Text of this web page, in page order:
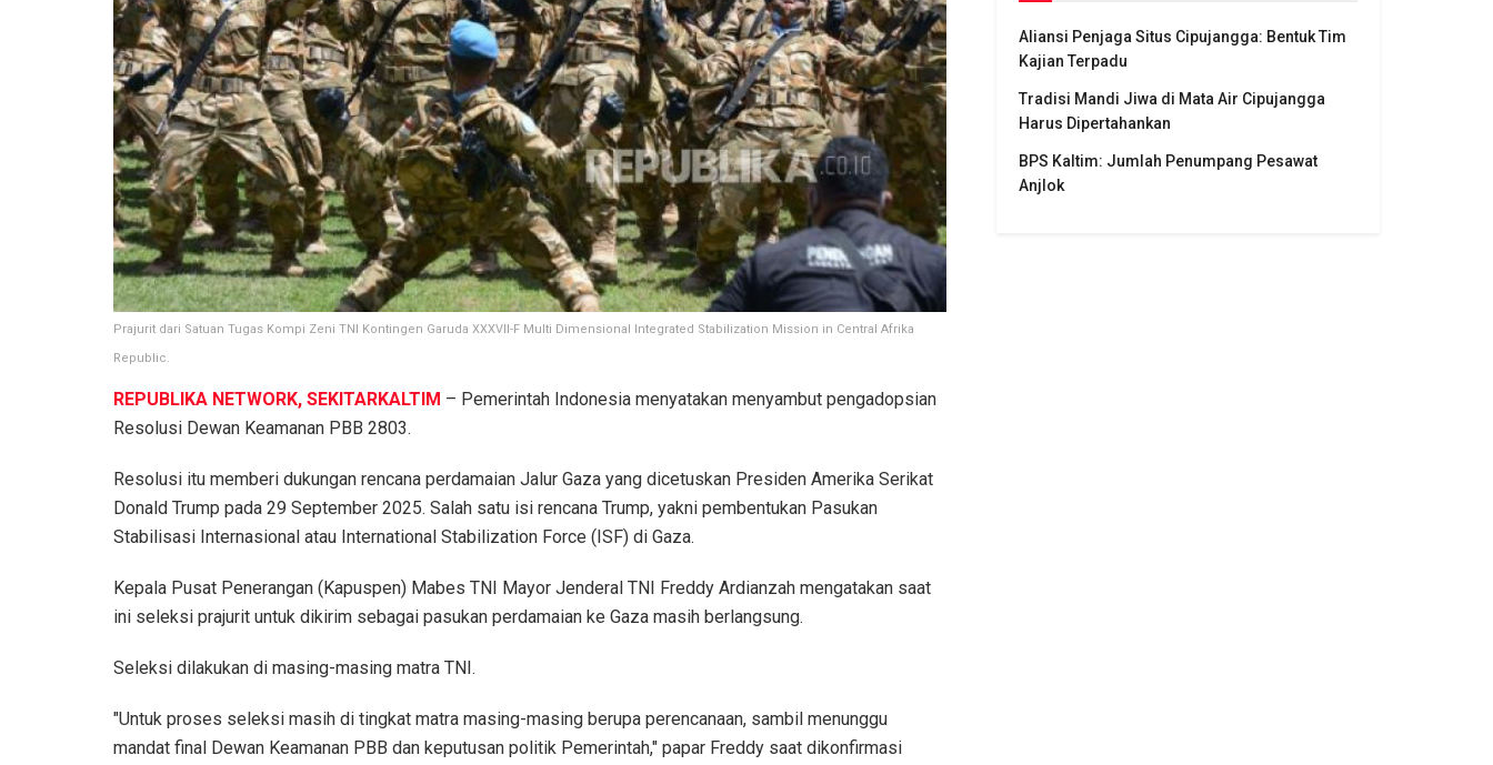
Prajurit dari Satuan Tugas Kompi Zeni TNI Kontingen Garuda XXXVII-F Multi Dimensional Integrated Stabilization Mission in Central Afrika
Republic.
REPUBLIKA NETWORK, SEKITARKALTIM – Pemerintah Indonesia menyatakan menyambut pengadopsian
Resolusi Dewan Keamanan PBB 2803.
Resolusi itu memberi dukungan rencana perdamaian Jalur Gaza yang dicetuskan Presiden Amerika Serikat
Donald Trump pada 29 September 2025. Salah satu isi rencana Trump, yakni pembentukan Pasukan
Stabilisasi Internasional atau International Stabilization Force (ISF) di Gaza.
Kepala Pusat Penerangan (Kapuspen) Mabes TNI Mayor Jenderal TNI Freddy Ardianzah mengatakan saat
ini seleksi prajurit untuk dikirim sebagai pasukan perdamaian ke Gaza masih berlangsung.
Seleksi dilakukan di masing-masing matra TNI.
"Untuk proses seleksi masih di tingkat matra masing-masing berupa perencanaan, sambil menunggu
mandat final Dewan Keamanan PBB dan keputusan politik Pemerintah," papar Freddy saat dikonfirmasi
Aliansi Penjaga Situs Cipujangga: Bentuk Tim
Kajian Terpadu
Tradisi Mandi Jiwa di Mata Air Cipujangga
Harus Dipertahankan
BPS Kaltim: Jumlah Penumpang Pesawat
Anjlok